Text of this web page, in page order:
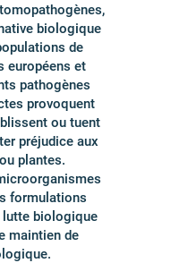
biologique
de
européens et
pathogènes
provoquent
ou tuent
préjudice aux
plantes.
formulations
lutte biologique
maintien de